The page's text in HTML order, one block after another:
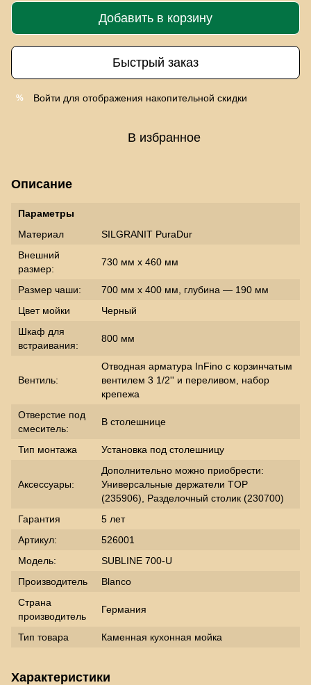
Добавить в корзину
Быстрый заказ
% Войти для отображения накопительной скидки
В избранное
Описание
Параметры
Материал
SILGRANIT PuraDur
Внешний
размер:
730 мм x 460 мм
Размер чаши:
700 мм x 400 мм, глубина — 190 мм
Цвет мойки
Черный
Шкаф для
встраивания:
800 мм
Вентиль:
Отводная арматура InFino с корзинчатым
вентилем 3 1/2'' и переливом, набор
крепежа
Отверстие под
смеситель:
В столешнице
Тип монтажа Установка под столешницу
Аксессуары:
Дополнительно можно приобрести:
Универсальные держатели TOP
(235906), Разделочный столик (230700)
Гарантия
5 лет
Артикул:
526001
Модель:
SUBLINE 700-U
Производитель
Blanco
Страна
производитель
Германия
Тип товара Каменная кухонная мойка
Характеристики